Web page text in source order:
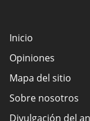
Inicio
Opiniones
Mapa del sitio
Sobre nosotros
Divulgación del